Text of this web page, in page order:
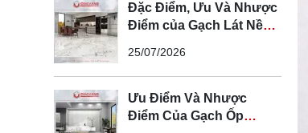
Đặc Điểm, Ưu Và Nhược
Điểm của Gạch Lát Nền
25/07/2026
Ưu Điểm Và Nhược
Điểm Của Gạch Ốp